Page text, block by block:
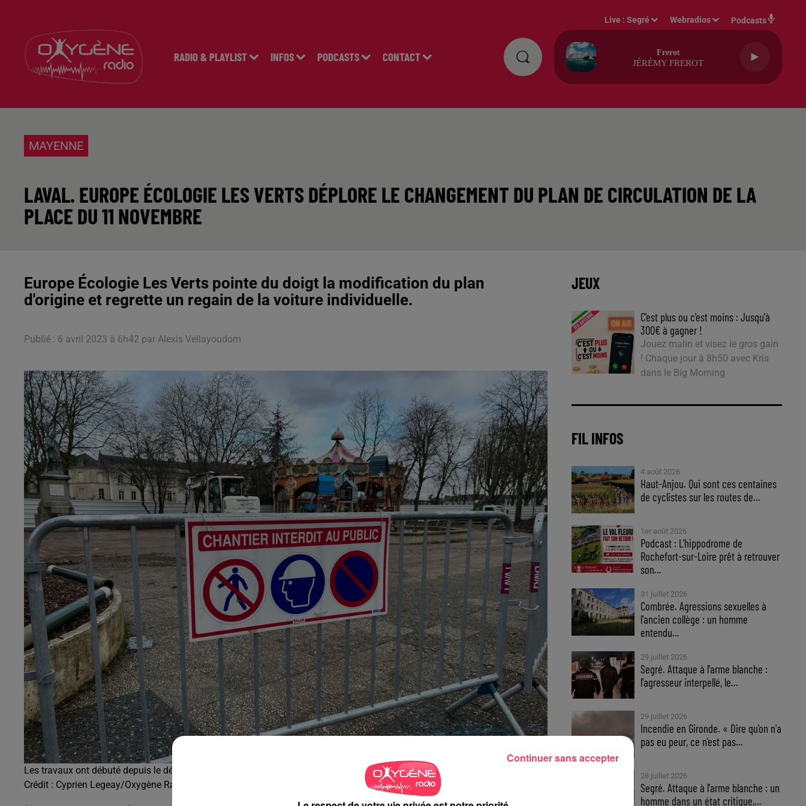
RADIO & PLAYLIST INFOS PODCASTS CONTACT
Live :Segré Webradios Podcasts
Frerot
JÉRÉMY FREROT
MAYENNE
LAVAL. EUROPE ÉCOLOGIE LES VERTS DÉPLORE LE CHANGEMENT DU PLAN DE CIRCULATION DE LA
PLACE DU 11 NOVEMBRE
Europe Écologie Les Verts pointe du doigt la modification du plan
d'origine et regrette un regain de la voiture individuelle.
Publié : 6 avril 2023 à 6h42 par Alexis Vellayoudom
Les travaux ont débuté depuis le début de l'année sur la place du 11-Novembre.
Crédit : Cyprien Legeay/Oxygène Radio
JEUX
C'est plus ou c'est moins : Jusqu'à
300€ à gagner !
Jouez malin et visez le gros gain
! Chaque jour à 8h50 avec Kris
dans le Big Morning
FIL INFOS
4 août 2026
Haut-Anjou. Qui sont ces centaines
de cyclistes sur les routes de...
1er août 2026
Podcast : L’hippodrome de
Rochefort-sur-Loire prêt à retrouver
son...
31 juillet 2026
Combrée. Agressions sexuelles à
l'ancien collège : un homme
entendu...
29 juillet 2026
Segré. Attaque à l'arme blanche :
l'agresseur interpellé, le...
29 juillet 2026
Incendie en Gironde. « Dire qu'on n'a
pas eu peur, ce n'est pas...
28 juillet 2026
Segré. Attaque à l'arme blanche : un
homme dans un état critique,...
Continuer sans accepter